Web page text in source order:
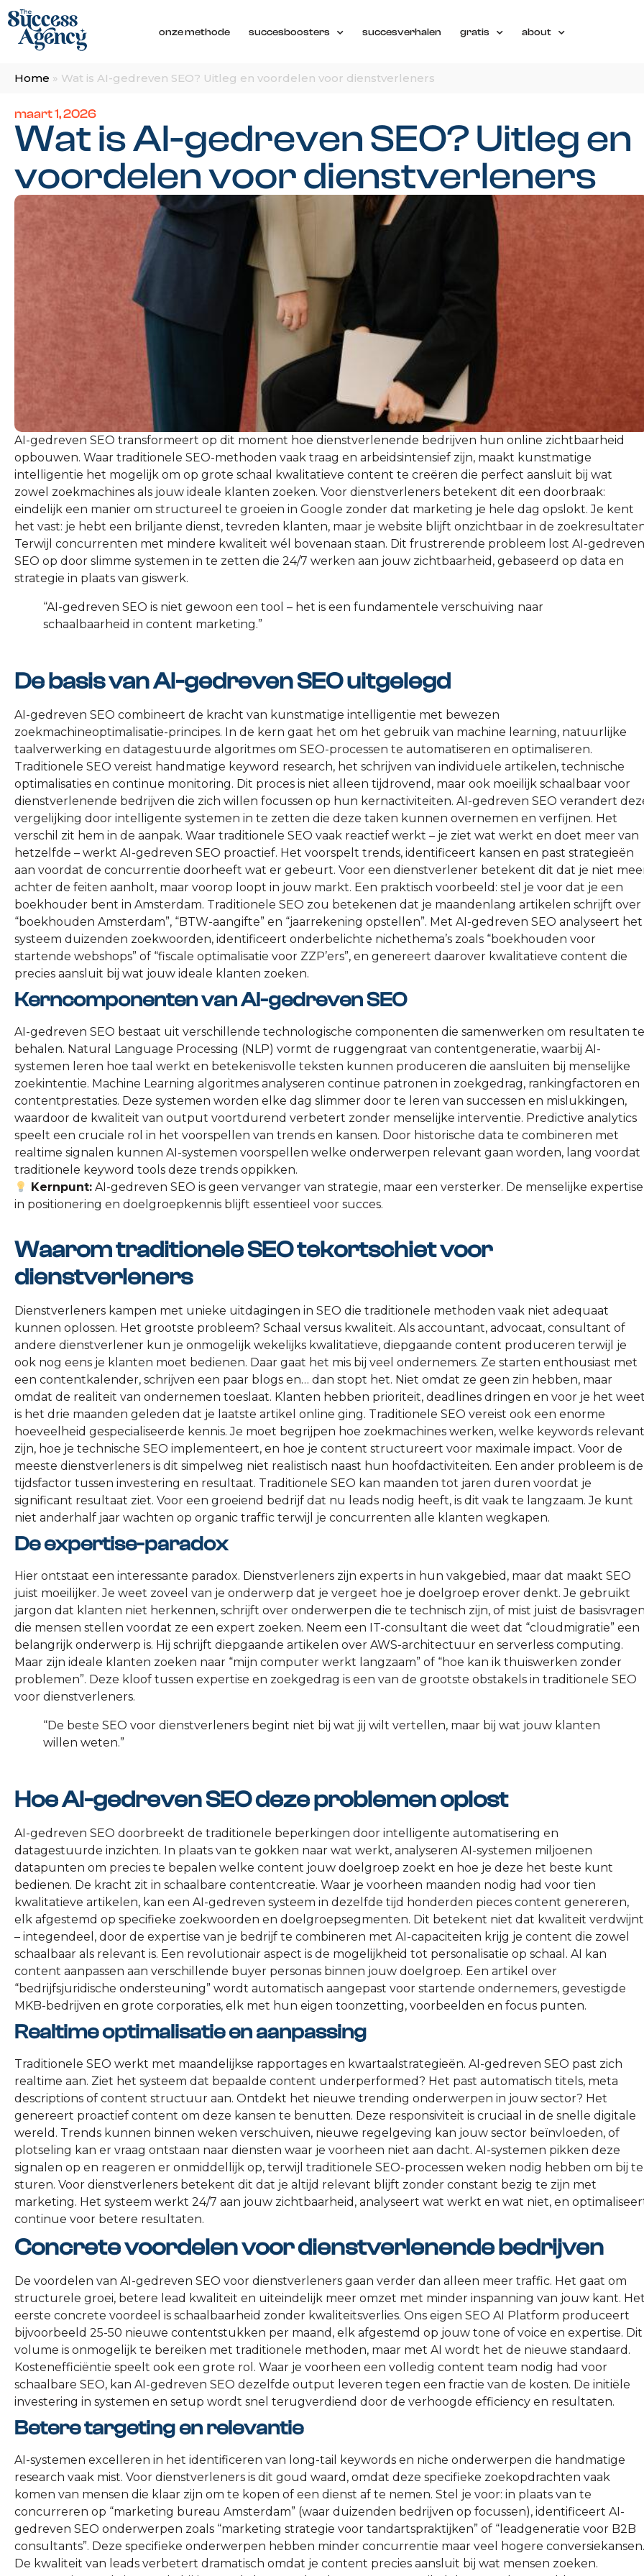
onze methode succesboosters succesverhalen gratis about
Home » Wat is AI-gedreven SEO? Uitleg en voordelen voor dienstverleners
maart 1, 2026
Wat is AI-gedreven SEO? Uitleg en
voordelen voor dienstverleners
AI-gedreven SEO transformeert op dit moment hoe dienstverlenende bedrijven hun online zichtbaarheid
opbouwen. Waar traditionele SEO-methoden vaak traag en arbeidsintensief zijn, maakt kunstmatige
intelligentie het mogelijk om op grote schaal kwalitatieve content te creëren die perfect aansluit bij wat
zowel zoekmachines als jouw ideale klanten zoeken. Voor dienstverleners betekent dit een doorbraak:
eindelijk een manier om structureel te groeien in Google zonder dat marketing je hele dag opslokt. Je kent
het vast: je hebt een briljante dienst, tevreden klanten, maar je website blijft onzichtbaar in de
Terwijl concurrenten met mindere kwaliteit wél bovenaan staan. Dit frustrerende probleem lost AI-gedreven
SEO op door slimme systemen in te zetten die 24/7 werken aan jouw zichtbaarheid, gebaseerd op data en
strategie in plaats van giswerk.
“AI-gedreven SEO is niet gewoon een tool – het is een fundamentele verschuiving naar
schaalbaarheid in content marketing.”
De basis van AI-gedreven SEO uitgelegd
AI-gedreven SEO combineert de kracht van kunstmatige intelligentie met bewezen
zoekmachineoptimalisatie-principes. In de kern gaat het om het gebruik van machine learning, natuurlijke
taalverwerking en datagestuurde algoritmes om SEO-processen te automatiseren en optimaliseren.
Traditionele SEO vereist handmatige keyword research, het schrijven van individuele artikelen, technische
optimalisaties en continue monitoring. Dit proces is niet alleen tijdrovend, maar ook moeilijk schaalbaar voor
dienstverlenende bedrijven die zich willen focussen op hun kernactiviteiten. AI-gedreven SEO verandert
vergelijking door intelligente systemen in te zetten die deze taken kunnen overnemen en verfijnen. Het
verschil zit hem in de aanpak. Waar traditionele SEO vaak reactief werkt – je ziet wat werkt en doet meer van
hetzelfde – werkt AI-gedreven SEO proactief. Het voorspelt trends, identificeert kansen en past strategieën
aan voordat de concurrentie doorheeft wat er gebeurt. Voor een dienstverlener betekent dit dat je niet
achter de feiten aanholt, maar voorop loopt in jouw markt. Een praktisch voorbeeld: stel je voor dat je een
boekhouder bent in Amsterdam. Traditionele SEO zou betekenen dat je maandenlang artikelen schrijft over
“boekhouden Amsterdam”, “BTW-aangifte” en “jaarrekening opstellen”. Met AI-gedreven SEO analyseert het
systeem duizenden zoekwoorden, identificeert onderbelichte nichethema’s zoals “boekhouden voor
startende webshops” of “fiscale optimalisatie voor ZZP’ers”, en genereert daarover kwalitatieve content die
precies aansluit bij wat jouw ideale klanten zoeken.
Kerncomponenten van AI-gedreven SEO
AI-gedreven SEO bestaat uit verschillende technologische componenten die samenwerken om resultaten te
behalen. Natural Language Processing (NLP) vormt de ruggengraat van contentgeneratie, waarbij AI-
systemen leren hoe taal werkt en betekenisvolle teksten kunnen produceren die aansluiten bij menselijke
zoekintentie. Machine Learning algoritmes analyseren continue patronen in zoekgedrag, rankingfactoren en
contentprestaties. Deze systemen worden elke dag slimmer door te leren van successen en mislukkingen,
waardoor de kwaliteit van output voortdurend verbetert zonder menselijke interventie. Predictive analytics
speelt een cruciale rol in het voorspellen van trends en kansen. Door historische data te combineren met
realtime signalen kunnen AI-systemen voorspellen welke onderwerpen relevant gaan worden, lang voordat
traditionele keyword tools deze trends oppikken.
Kernpunt: AI-gedreven SEO is geen vervanger van strategie, maar een versterker. De menselijke expertise
in positionering en doelgroepkennis blijft essentieel voor succes.
Waarom traditionele SEO tekortschiet voor
dienstverleners
Dienstverleners kampen met unieke uitdagingen in SEO die traditionele methoden vaak niet adequaat
kunnen oplossen. Het grootste probleem? Schaal versus kwaliteit. Als accountant, advocaat, consultant of
andere dienstverlener kun je onmogelijk wekelijks kwalitatieve, diepgaande content produceren terwijl je
ook nog eens je klanten moet bedienen. Daar gaat het mis bij veel ondernemers. Ze starten enthousiast met
een contentkalender, schrijven een paar blogs en… dan stopt het. Niet omdat ze geen zin hebben, maar
omdat de realiteit van ondernemen toeslaat. Klanten hebben prioriteit, deadlines dringen en voor je het
is het drie maanden geleden dat je laatste artikel online ging. Traditionele SEO vereist ook een enorme
hoeveelheid gespecialiseerde kennis. Je moet begrijpen hoe zoekmachines werken, welke keywords relevant
zijn, hoe je technische SEO implementeert, en hoe je content structureert voor maximale impact. Voor de
meeste dienstverleners is dit simpelweg niet realistisch naast hun hoofdactiviteiten. Een ander probleem is de
tijdsfactor tussen investering en resultaat. Traditionele SEO kan maanden tot jaren duren voordat je
significant resultaat ziet. Voor een groeiend bedrijf dat nu leads nodig heeft, is dit vaak te langzaam. Je kunt
niet anderhalf jaar wachten op organic traffic terwijl je concurrenten alle klanten wegkapen.
De expertise-paradox
Hier ontstaat een interessante paradox. Dienstverleners zijn experts in hun vakgebied, maar dat maakt SEO
juist moeilijker. Je weet zoveel van je onderwerp dat je vergeet hoe je doelgroep erover denkt. Je gebruikt
jargon dat klanten niet herkennen, schrijft over onderwerpen die te technisch zijn, of mist juist de
die mensen stellen voordat ze een expert zoeken. Neem een IT-consultant die weet dat “cloudmigratie” een
belangrijk onderwerp is. Hij schrijft diepgaande artikelen over AWS-architectuur en serverless computing.
Maar zijn ideale klanten zoeken naar “mijn computer werkt langzaam” of “hoe kan ik thuiswerken zonder
problemen”. Deze kloof tussen expertise en zoekgedrag is een van de grootste obstakels in traditionele SEO
voor dienstverleners.
“De beste SEO voor dienstverleners begint niet bij wat jij wilt vertellen, maar bij wat jouw klanten
willen weten.”
Hoe AI-gedreven SEO deze problemen oplost
AI-gedreven SEO doorbreekt de traditionele beperkingen door intelligente automatisering en
datagestuurde inzichten. In plaats van te gokken naar wat werkt, analyseren AI-systemen miljoenen
datapunten om precies te bepalen welke content jouw doelgroep zoekt en hoe je deze het beste kunt
bedienen. De kracht zit in schaalbare contentcreatie. Waar je voorheen maanden nodig had voor tien
kwalitatieve artikelen, kan een AI-gedreven systeem in dezelfde tijd honderden pieces content genereren,
elk afgestemd op specifieke zoekwoorden en doelgroepsegmenten. Dit betekent niet dat kwaliteit verdwijnt
– integendeel, door de expertise van je bedrijf te combineren met AI-capaciteiten krijg je content die zowel
schaalbaar als relevant is. Een revolutionair aspect is de mogelijkheid tot personalisatie op schaal. AI kan
content aanpassen aan verschillende buyer personas binnen jouw doelgroep. Een artikel over
“bedrijfsjuridische ondersteuning” wordt automatisch aangepast voor startende ondernemers, gevestigde
MKB-bedrijven en grote corporaties, elk met hun eigen toonzetting, voorbeelden en focus punten.
Realtime optimalisatie en aanpassing
Traditionele SEO werkt met maandelijkse rapportages en kwartaalstrategieën. AI-gedreven SEO past zich
realtime aan. Ziet het systeem dat bepaalde content underperformed? Het past automatisch titels, meta
descriptions of content structuur aan. Ontdekt het nieuwe trending onderwerpen in jouw sector? Het
genereert proactief content om deze kansen te benutten. Deze responsiviteit is cruciaal in de snelle digitale
wereld. Trends kunnen binnen weken verschuiven, nieuwe regelgeving kan jouw sector beïnvloeden, of
plotseling kan er vraag ontstaan naar diensten waar je voorheen niet aan dacht. AI-systemen pikken deze
signalen op en reageren er onmiddellijk op, terwijl traditionele SEO-processen weken nodig hebben om bij te
sturen. Voor dienstverleners betekent dit dat je altijd relevant blijft zonder constant bezig te zijn met
marketing. Het systeem werkt 24/7 aan jouw zichtbaarheid, analyseert wat werkt en wat niet, en
continue voor betere resultaten.
Concrete voordelen voor dienstverlenende bedrijven
De voordelen van AI-gedreven SEO voor dienstverleners gaan verder dan alleen meer traffic. Het gaat om
structurele groei, betere lead kwaliteit en uiteindelijk meer omzet met minder inspanning van jouw kant.
eerste concrete voordeel is schaalbaarheid zonder kwaliteitsverlies. Ons eigen SEO AI Platform produceert
bijvoorbeeld 25-50 nieuwe contentstukken per maand, elk afgestemd op jouw tone of voice en expertise. Dit
volume is onmogelijk te bereiken met traditionele methoden, maar met AI wordt het de nieuwe standaard.
Kostenefficiëntie speelt ook een grote rol. Waar je voorheen een volledig content team nodig had voor
schaalbare SEO, kan AI-gedreven SEO dezelfde output leveren tegen een fractie van de kosten. De initiële
investering in systemen en setup wordt snel terugverdiend door de verhoogde efficiency en resultaten.
Betere targeting en relevantie
AI-systemen excelleren in het identificeren van long-tail keywords en niche onderwerpen die handmatige
research vaak mist. Voor dienstverleners is dit goud waard, omdat deze specifieke zoekopdrachten vaak
komen van mensen die klaar zijn om te kopen of een dienst af te nemen. Stel je voor: in plaats van te
concurreren op “marketing bureau Amsterdam” (waar duizenden bedrijven op focussen), identificeert AI-
gedreven SEO onderwerpen zoals “marketing strategie voor tandartspraktijken” of “leadgeneratie voor B2B
consultants”. Deze specifieke onderwerpen hebben minder concurrentie maar veel hogere conversiekansen.
De kwaliteit van leads verbetert dramatisch omdat je content precies aansluit bij wat mensen zoeken.